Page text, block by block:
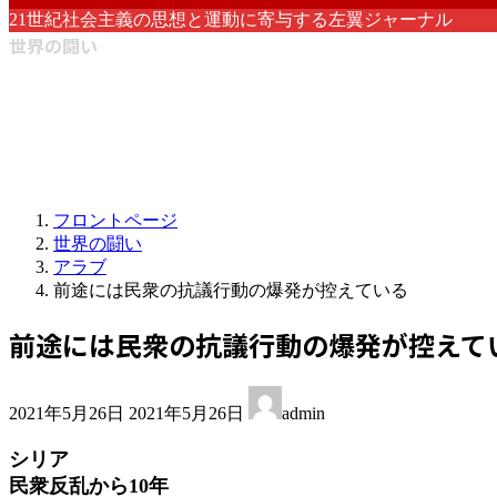
21世紀社会主義の思想と運動に寄与する左翼ジャーナル
世界の闘い
フロントページ
世界の闘い
アラブ
前途には民衆の抗議行動の爆発が控えている
前途には民衆の抗議行動の爆発が控えて
2021年5月26日 終
日
2021年5月26日 admin
シリア
民衆反乱から10年